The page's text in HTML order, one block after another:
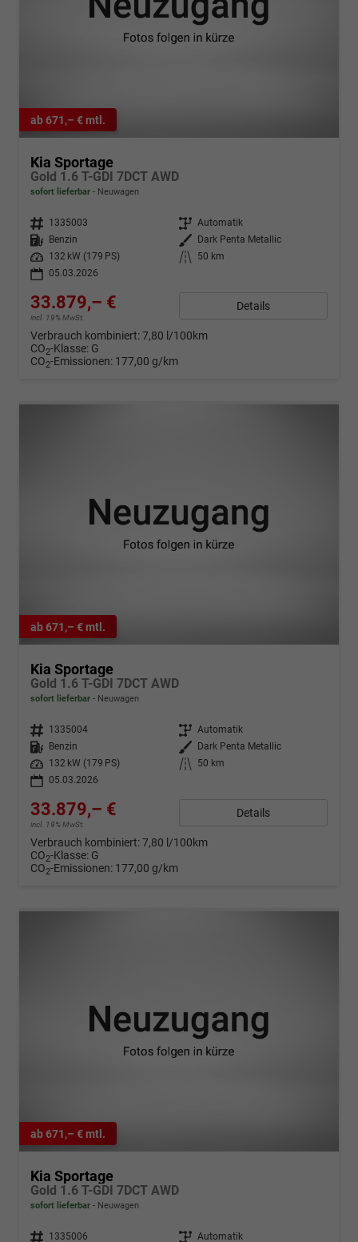
ab 671,– € mtl.
Kia Sportage
Gold 1.6 T-GDI 7DCT AWD
sofort lieferbar Neuwagen
Fahrzeugnr. 1335003 Getriebe Automatik
Kraftstoff
Benzin Außenfarbe
Dark Penta Metallic
Leistung
132 kW (179 PS) Kilometerstand
50 km
05.03.2026
33.879,– €
incl. 19% MwSt.
Details
Verbrauch kombiniert:7,80 l/100km
CO2-Klasse: G
CO2-Emissionen: 177,00 g/km
ab 671,– € mtl.
Kia Sportage
Gold 1.6 T-GDI 7DCT AWD
sofort lieferbar Neuwagen
Fahrzeugnr. 1335004 Getriebe Automatik
Kraftstoff
Benzin Außenfarbe
Dark Penta Metallic
Leistung
132 kW (179 PS) Kilometerstand
50 km
05.03.2026
33.879,– €
incl. 19% MwSt.
Details
Verbrauch kombiniert:7,80 l/100km
CO2-Klasse: G
CO2-Emissionen: 177,00 g/km
ab 671,– € mtl.
Kia Sportage
Gold 1.6 T-GDI 7DCT AWD
sofort lieferbar Neuwagen
Fahrzeugnr. 1335006 Getriebe Automatik